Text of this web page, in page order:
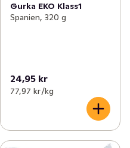
Gurka EKO Klass1
Spanien, 320 g
24,95 kr
77,97 kr /kg